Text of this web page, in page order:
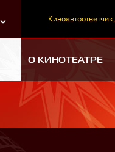
Киноавтоответчик,
О КИНОТЕАТРЕ